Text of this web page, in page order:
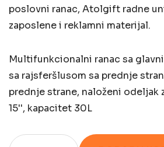
poslovni ranac, Atolgift radne
zaposlene i reklamni materijal.
Multifunkcionalni ranac sa
sa rajsferšlusom sa prednje
prednje strane, naloženi odeljak
15'', kapacitet 30L